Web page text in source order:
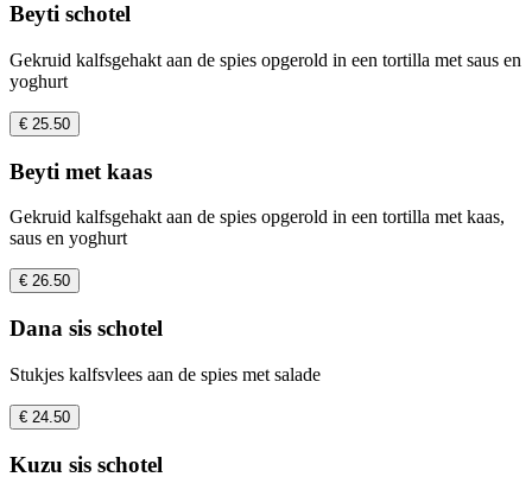
Beyti schotel
Gekruid kalfsgehakt aan de spies opgerold in een tortilla met saus en
yoghurt
€ 25.50
Beyti met kaas
Gekruid kalfsgehakt aan de spies opgerold in een tortilla met kaas,
saus en yoghurt
€ 26.50
Dana sis schotel
Stukjes kalfsvlees aan de spies met salade
€ 24.50
Kuzu sis schotel